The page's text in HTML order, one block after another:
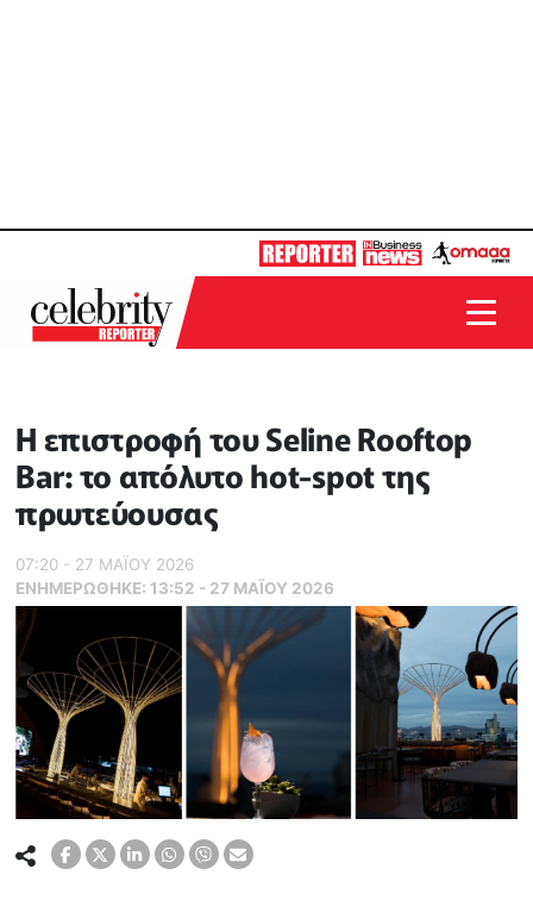
Η επιστροφή του Seline Rooftop
Bar: το απόλυτο hot-spot της
πρωτεύουσας
07:20 - 27 ΜΑΪ́ΟΥ 2026
ΕΝΗΜΕΡΏΘΗΚΕ: 13:52 - 27 ΜΑΪ́ΟΥ 2026